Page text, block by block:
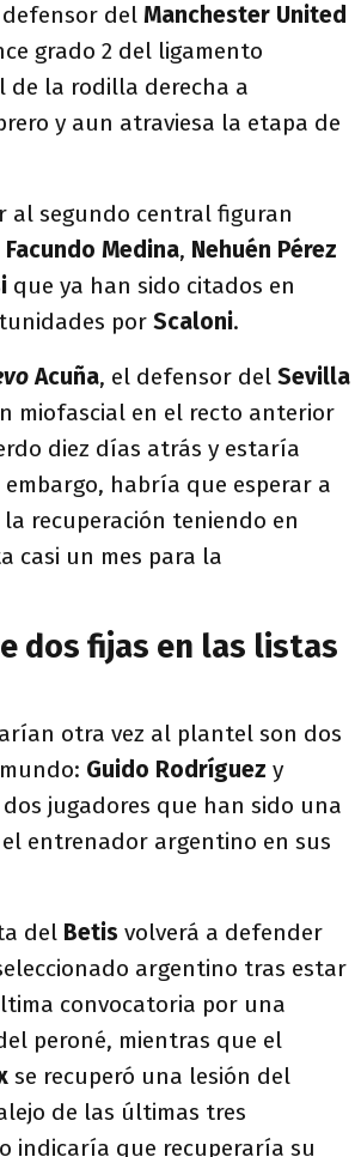
del Manchester United
grado 2 del ligamento
de la rodilla derecha a
y aun atraviesa la etapa de
al segundo central figuran
Facundo Medina, Nehuén Pérez
que ya han sido citados en
por Scaloni.
Acuña, el defensor del Sevilla
miofascial en el recto anterior
diez días atrás y estaría
habría que esperar a
recuperación teniendo en
casi un mes para la
dos fijas en las listas
otra vez al plantel son dos
Guido Rodríguez y
dos jugadores que han sido una
entrenador argentino en sus
del Betis volverá a defender
argentino tras estar
convocatoria por una
peroné, mientras que el
se recuperó una lesión del
de las últimas tres
indicaría que recuperaría su